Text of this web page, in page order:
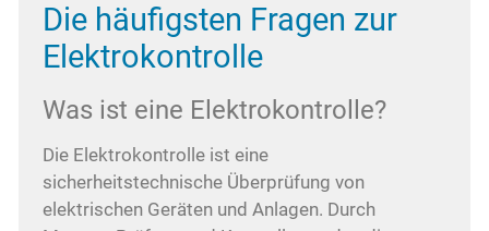
Die häufigsten Fragen zur
Elektrokontrolle
Was ist eine Elektrokontrolle?
Die Elektrokontrolle ist eine
sicherheitstechnische Überprüfung von
elektrischen Geräten und Anlagen. Durch